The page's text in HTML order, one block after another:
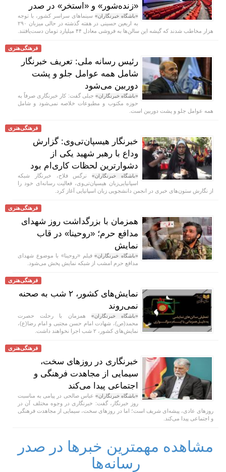
«زنده‌شور» و «استخر» در صدر
«باشگاه خبرنگاران» سینماهای سراسر کشور، با توجه
به اربعین حسینی در هفته‌ گذشته در حالی میزبان ۲۹۰
هزار مخاطب شدند که گیشه این سالن‌ها به فروشی معادل ۴۴ میلیارد تومان دست‌یافتند.
فرهنگی‌هنری
رئیس رسانه ملی: تعریف خبرنگار
شامل همه عوامل جلو و پشت
دوربین می‌شود
«باشگاه خبرنگاران» جبلی گفت: کار خبرنگاری صرفاً به
حوزه مکتوب و مطبوعات خلاصه نمی‌شود و شامل
همه عوامل جلو و پشت دوربین است.
فرهنگی‌هنری
خبرنگار هیسپان‌تی‌وی: گزارش
وداع با رهبر شهید یکی از
دشوارترین لحظات کاری‌ام بود
«باشگاه خبرنگاران»نرگس فلاح، خبرنگار شبکه
اسپانیایی‌زبان هیسپان‌تی‌وی، فعالیت رسانه‌ای خود را
از نگارش ستون‌های خبری در انجمن دانشجویی زبان اسپانیایی آغاز کرد.
فرهنگی‌هنری
همزمان با بزرگداشت روز شهدای
مدافع حرم؛ «روحینا» در قاب
نمایش
«باشگاه خبرنگاران»فیلم «روحینا» با موضوع شهدای
مدافع حرم امشب از شبکه نمایش پخش می‌شود.
فرهنگی‌هنری
نمایش‌های کشور، ٢ شب به صحنه
نمی‌روند
«باشگاه خبرنگاران» همزمان با رحلت حصرت
محمد(ص)، شهادت امام حسن مجتبی و امام رضا(ع)،
نمایش‌های کشور، ٢ شب اجرا نخواهند داشت.
فرهنگی‌هنری
خبرنگاری در روزهای سخت،
سیمایی از مجاهدت فرهنگی و
اجتماعی پیدا می‌کند
«باشگاه خبرنگاران» عباس صالحی در پیامی به مناسبت
روز خبرنگار، گفت: خبرنگاری در وجوه مختلف آن در
روزهای عادی، پیشه‌ای شریف است؛ اما در روزهای سخت، سیمایی از مجاهدت فرهنگی
و اجتماعی پیدا می‌کند.
مشاهده مهمترین خبرها در صدر
رسانه‌ها